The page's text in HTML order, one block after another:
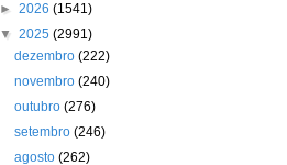
► 2026 (1541)
▼ 2025 (2991)
dezembro(222)
novembro(240)
outubro(276)
setembro(246)
agosto(262)